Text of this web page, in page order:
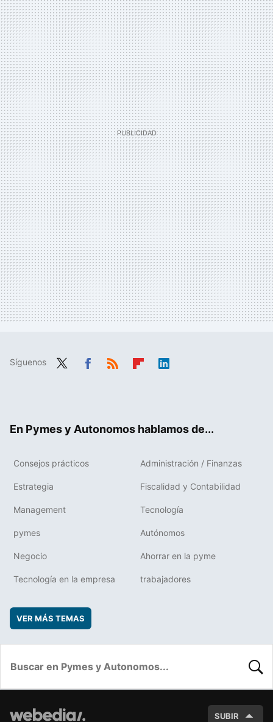
Síguenos
En Pymes y Autonomos hablamos de...
Consejos prácticos Administración / Finanzas
Estrategia Fiscalidad y Contabilidad
Management Tecnología
pymes Autónomos
Negocio Ahorrar en la pyme
Tecnología en la empresa trabajadores
VER MÁS TEMAS
SUBIR